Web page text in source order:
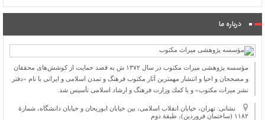
درباره ما
مؤسسه پژوهشی میراث مكتوب در سال ۱۳۷۲ ش به قصد حمایت از كوشش‌های محققان
و مصححان و احیا و انتشار مهمترین آثار مكتوب فرهنگ و تمدن اسلامی و ایرانی با نام «دفتر
نشر میراث مكتوب» و با كمك وزارت فرهنگ و ارشاد اسلامی تأسیس شد.
نشانی: تهران، خیابان انقلاب اسلامی، بین خیابان ابوریحان و خیابان دانشگاه، شمارۀ
۱۱۸۲ (ساختمان فروردین)، طبقۀ دوم